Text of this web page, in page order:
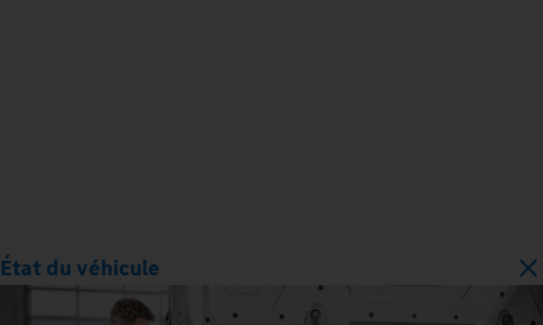
État du véhicule